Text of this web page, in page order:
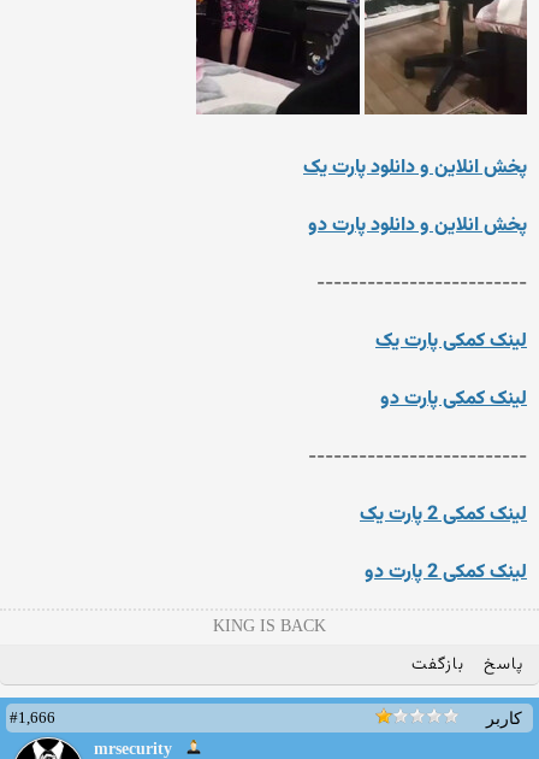
پخش انلاین و دانلود پارت یک
پخش انلاین و دانلود پارت دو
-------------------------
لینک کمکی پارت یک
لینک کمکی پارت دو
--------------------------
لینک کمکی 2 پارت یک
لینک کمکی 2 پارت دو
KING IS BACK
پاسخ بازگفت
کاربر
#1,666
mrsecurity